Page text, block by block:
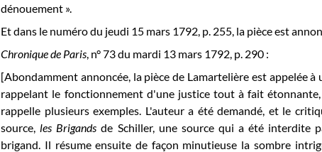
dénouement ».
Et dans le numéro du jeudi 15 mars 1792, p. 255, la pièce est
Chronique de Paris, n° 73 du mardi 13 mars 1792, p. 290 :
[Abondamment annoncée, la pièce de Lamartelière est appelée
rappelant le fonctionnement d'une justice tout à fait
rappelle plusieurs exemples. L'auteur a été demandé, et le
source,les Brigands de Schiller, une source qui a été interdite
brigand. Il résume ensuite de façon minutieuse la sombre